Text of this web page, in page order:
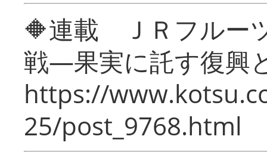
🔶連載 ＪＲフルー
戦―果実に託す復興
https://
25/post_9768.html